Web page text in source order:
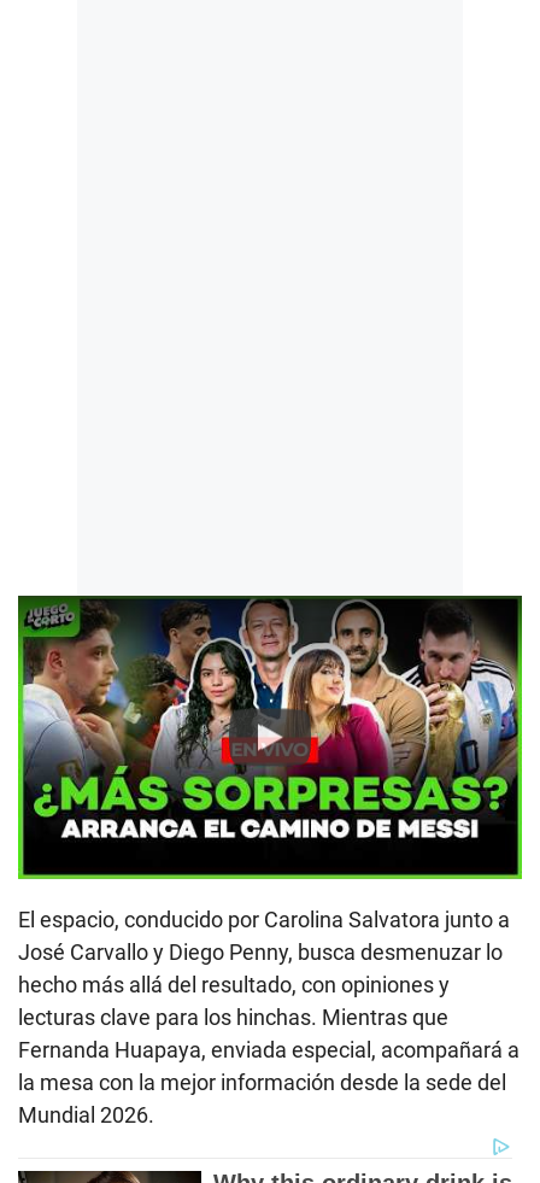
Play
El espacio, conducido por Carolina Salvatora junto a
José Carvallo y Diego Penny, busca desmenuzar lo
hecho más allá del resultado, con opiniones y
lecturas clave para los hinchas. Mientras que
Fernanda Huapaya, enviada especial, acompañará a
la mesa con la mejor información desde la sede del
Mundial 2026.